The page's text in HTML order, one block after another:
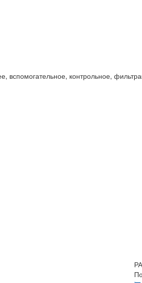
контрольное,